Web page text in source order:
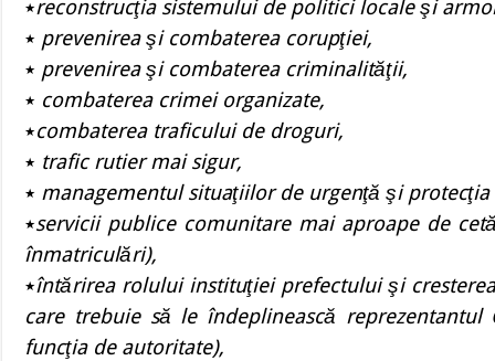
٭reconstrucţia sistemului de politici locale şi
٭ prevenirea şi combaterea corupţiei,
٭ prevenirea şi combaterea criminalităţii,
٭ combaterea crimei organizate,
٭combaterea traficului de droguri,
٭ trafic rutier mai sigur,
٭ managementul situaţiilor de urgenţă şi
٭servicii publice comunitare mai aproape de
înmatriculări),
٭întărirea rolului instituţiei prefectului şi
care trebuie să le îndeplinească
funcţia de autoritate),